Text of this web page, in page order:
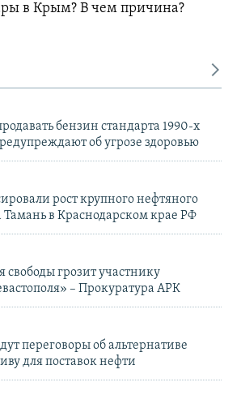
в Крым? В чем причина?
бензин стандарта 1990-х
об угрозе здоровью
рост крупного нефтяного
Тамань в Краснодарском крае РФ
свободы грозит участнику
– Прокуратура АРК
переговоры об альтернативе
для поставок нефти